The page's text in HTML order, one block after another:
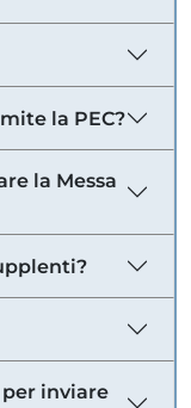
la PEC?
la Messa
inviare